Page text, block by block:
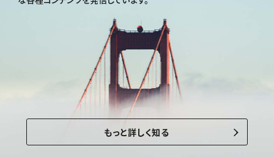
もっと詳しく知る